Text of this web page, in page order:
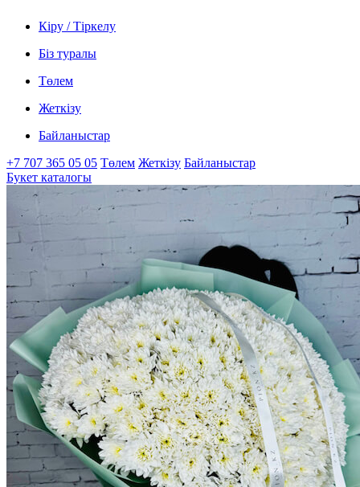
Кіру / Тіркелу
Біз туралы
Төлем
Жеткізу
Байланыстар
+7 707 365 05 05 Төлем Жеткізу Байланыстар
Букет каталогы